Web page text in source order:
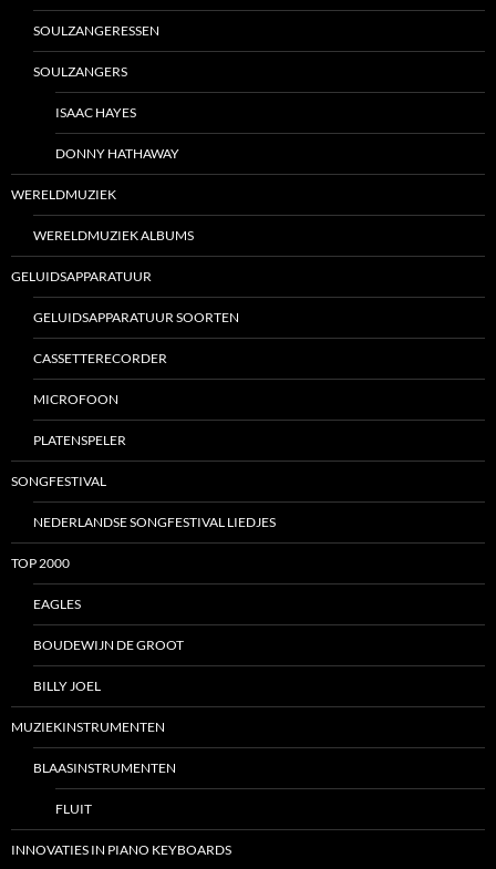
SOULZANGERESSEN
SOULZANGERS
ISAAC HAYES
DONNY HATHAWAY
WERELDMUZIEK
WERELDMUZIEK ALBUMS
GELUIDSAPPARATUUR
GELUIDSAPPARATUUR SOORTEN
CASSETTERECORDER
MICROFOON
PLATENSPELER
SONGFESTIVAL
NEDERLANDSE SONGFESTIVAL LIEDJES
TOP 2000
EAGLES
BOUDEWIJN DE GROOT
BILLY JOEL
MUZIEKINSTRUMENTEN
BLAASINSTRUMENTEN
FLUIT
INNOVATIES IN PIANO KEYBOARDS